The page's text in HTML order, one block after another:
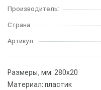
Производитель:
Страна:
Артикул:
Размеры, мм: 280х20
Материал: пластик